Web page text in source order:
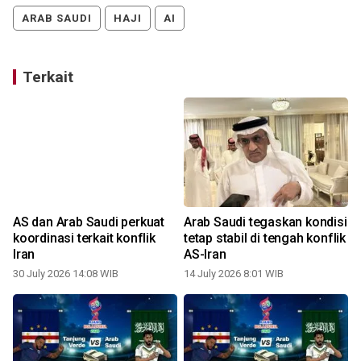
ARAB SAUDI HAJI AI
Terkait
AS dan Arab Saudi perkuat
koordinasi terkait konflik
Iran
30 July 2026 14:08 WIB
Arab Saudi tegaskan kondisi
tetap stabil di tengah konflik
AS-Iran
14 July 2026 8:01 WIB